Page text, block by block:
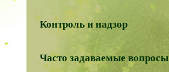
Контроль и надзор
Часто задаваемые вопросы